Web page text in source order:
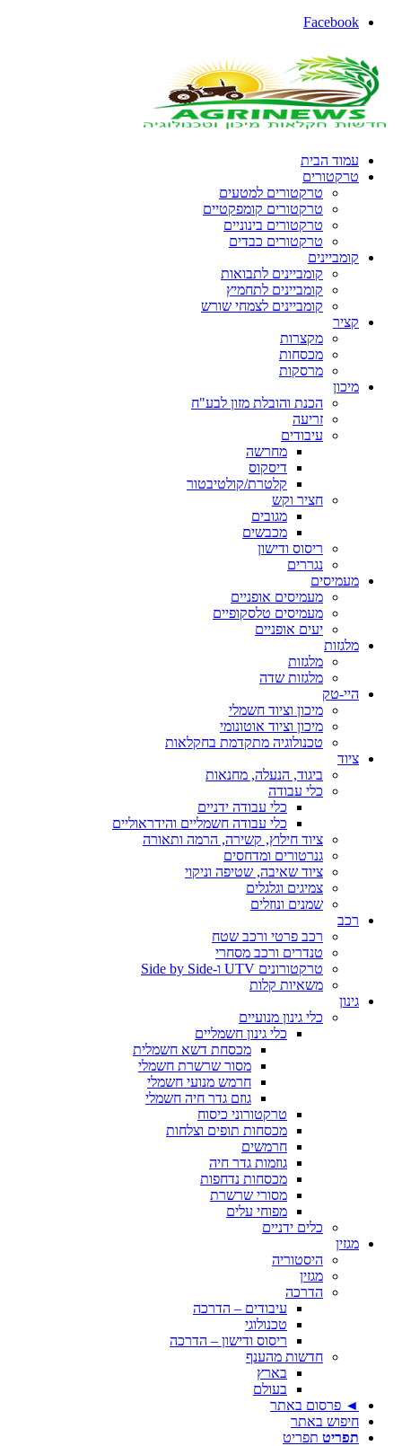
Facebook
עמוד הבית
טרקטורים
טרקטורים למטעים
טרקטורים קומפקטיים
טרקטורים בינוניים
טרקטורים כבדים
קומביינים
קומביינים לתבואות
קומביינים לתחמיץ
קומביינים לצמחי שורש
קציר
מקצרות
מכסחות
מרסקות
מיכון
הכנת והובלת מזון לבע"ח
זריעה
עיבודים
מחרשה
דיסקוס
קלטרת/קולטיבטור
חציר וקש
מגובים
מכבשים
ריסוס ודישון
נגררים
מעמיסים
מעמיסים אופניים
מעמיסים טלסקופיים
יעים אופניים
מלגזות
מלגזות
מלגזות שדה
היי-טק
מיכון וציוד חשמלי
מיכון וציוד אוטונומי
טכנולוגיה מתקדמת בחקלאות
ציוד
ביגוד, הנעלה, מחנאות
כלי עבודה
כלי עבודה ידניים
כלי עבודה חשמליים והידראוליים
ציוד חילוץ, קשירה, הרמה ותאורה
גנרטורים ומדחסים
ציוד שאיבה, שטיפה וניקוי
צמיגים וגלגלים
שמנים ונוזלים
רכב
רכב פרטי ורכב שטח
טנדרים ורכב מסחרי
טרקטורונים UTV ו-Side by Side
משאיות קלות
גינון
כלי גינון מנועיים
כלי גינון חשמליים
מכסחת דשא חשמלית
מסור שרשרת חשמלי
חרמש מנועי חשמלי
גוזם גדר חיה חשמלי
טרקטורוני כיסוח
מכסחות תופים וצלחות
חרמשים
גוזמות גדר חיה
מכסחות נדחפות
מסורי שרשרת
מפוחי עלים
כלים ידניים
מגזין
היסטוריה
מגזין
הדרכה
עיבודים – הדרכה
טכנולוגי
ריסוס ודישון – הדרכה
חדשות מהענף
בארץ
בעולם
◄ פרסום באתר
חיפוש באתר
תפריט תפריט